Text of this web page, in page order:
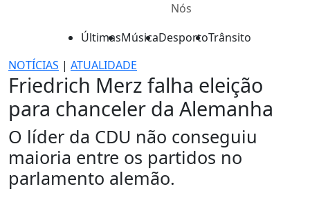
Nós
ÚltimasMúsicaDesportoTrânsito
NOTÍCIAS | ATUALIDADE
Friedrich Merz falha eleição
para chanceler da Alemanha
O líder da CDU não conseguiu
maioria entre os partidos no
parlamento alemão.